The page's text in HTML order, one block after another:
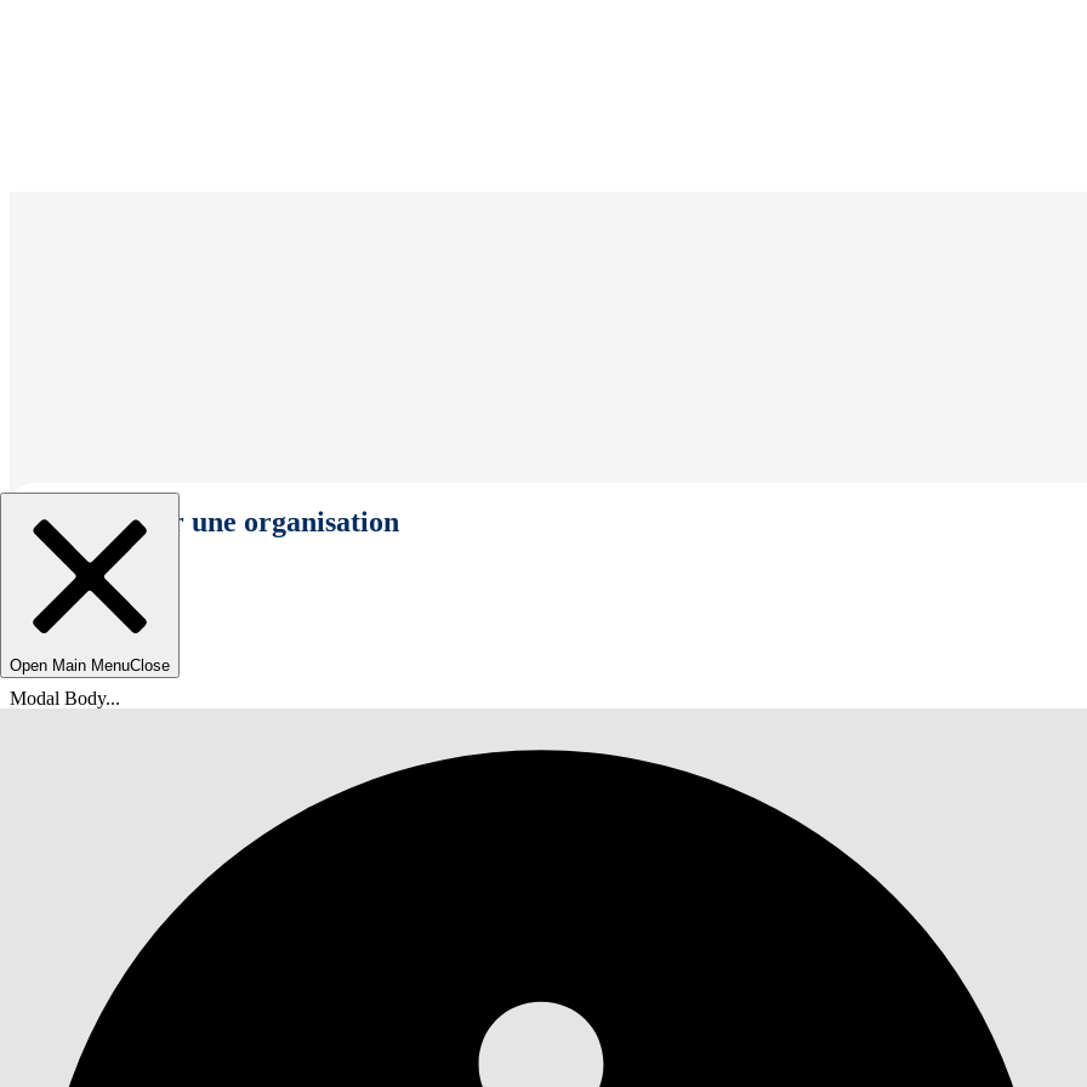
Sélectionner une organisation
Open Main MenuClose
Modal Body...
Vous êtes ici :